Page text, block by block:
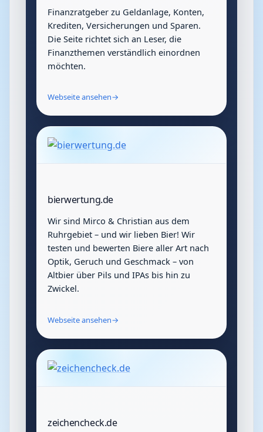
Finanzratgeber zu Geldanlage, Konten,
Krediten, Versicherungen und Sparen.
Die Seite richtet sich an Leser, die
Finanzthemen verständlich einordnen
möchten.
Webseite ansehen→
bierwertung.de
Wir sind Mirco & Christian aus dem
Ruhrgebiet – und wir lieben Bier! Wir
testen und bewerten Biere aller Art nach
Optik, Geruch und Geschmack – von
Altbier über Pils und IPAs bis hin zu
Zwickel.
Webseite ansehen→
zeichencheck.de